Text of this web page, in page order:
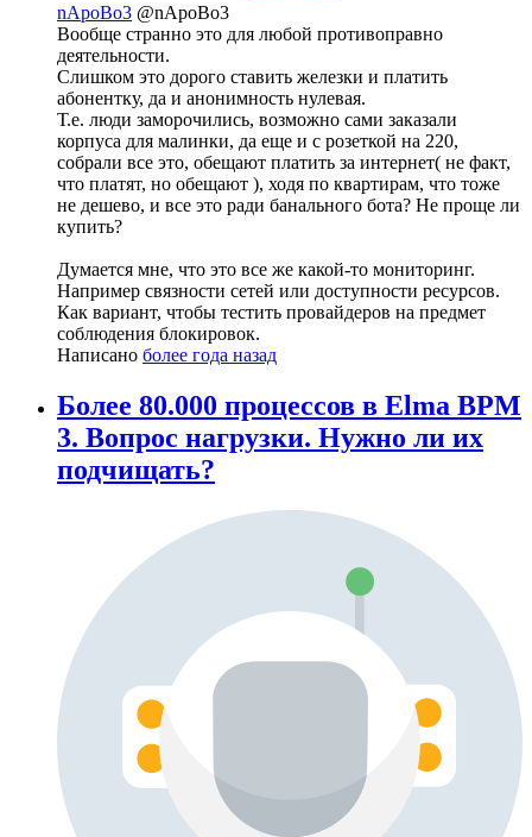
nApoBo3 @nApoBo3
Вообще странно это для любой противоправно
деятельности.
Слишком это дорого ставить железки и платить
абонентку, да и анонимность нулевая.
Т.е. люди заморочились, возможно сами заказали
корпуса для малинки, да еще и с розеткой на 220,
собрали все это, обещают платить за интернет( не факт,
что платят, но обещают ), ходя по квартирам, что тоже
не дешево, и все это ради банального бота? Не проще ли
купить?
Думается мне, что это все же какой-то мониторинг.
Например связности сетей или доступности ресурсов.
Как вариант, чтобы тестить провайдеров на предмет
соблюдения блокировок.
Написано более года назад
Более 80.000 процессов в Elma BPM
3. Вопрос нагрузки. Нужно ли их
подчищать?